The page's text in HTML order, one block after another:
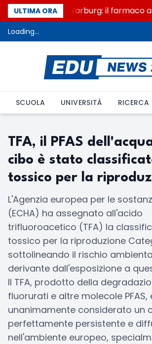
ULTIMA ORA
Un secolo di Warburg: il farmaco
Loading...
SCUOLA UNIVERSITÀ RICERCA
TFA, il PFAS
cibo è stato
tossico per la
L'Agenzia europea per le
(ECHA) ha assegnato all'acido
trifluoroacetico (TFA) la
tossico per la riproduzione
sottolineando il rischio
derivante dall'esposizione a
Il TFA, prodotto della
fluorurati e altre molecole PFAS,
unanimamente considerato un
perfettamente persistente e
nell'ambiente europeo,